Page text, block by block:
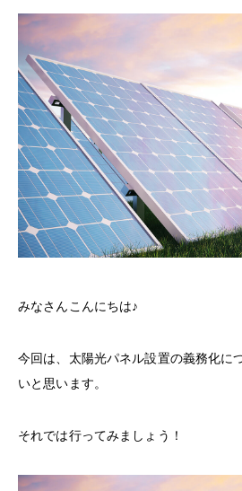
みなさんこんにちは♪
今回は、太陽光パネル設置の義務化に
いと思います。
それでは行ってみましょう！